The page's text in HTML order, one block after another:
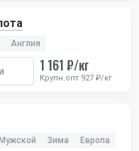
Англия
1 161 ₽/кг
Крупн.опт 927 ₽/кг
Зима Европа